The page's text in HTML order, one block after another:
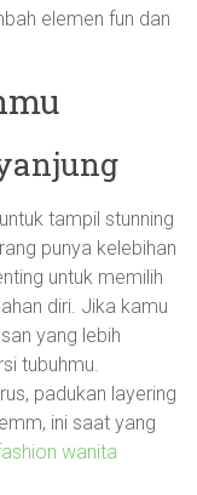
elemen fun dan
tampil stunning
punya kelebihan
untuk memilih
diri. Jika kamu
yang lebih
tubuhmu.
padukan layering
ini saat yang
wanita